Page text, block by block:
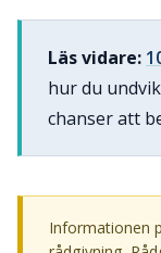
Läs vidare:
hur du
chanser att
Informationen